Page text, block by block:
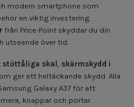
modern smartphone som
en viktig investering.
från Price-Point skyddar du din
utseende över tid.
stöttåliga skal
skärmskydd i
ger ett heltäckande skydd. Alla
Galaxy A37 för att
knappar och portar.